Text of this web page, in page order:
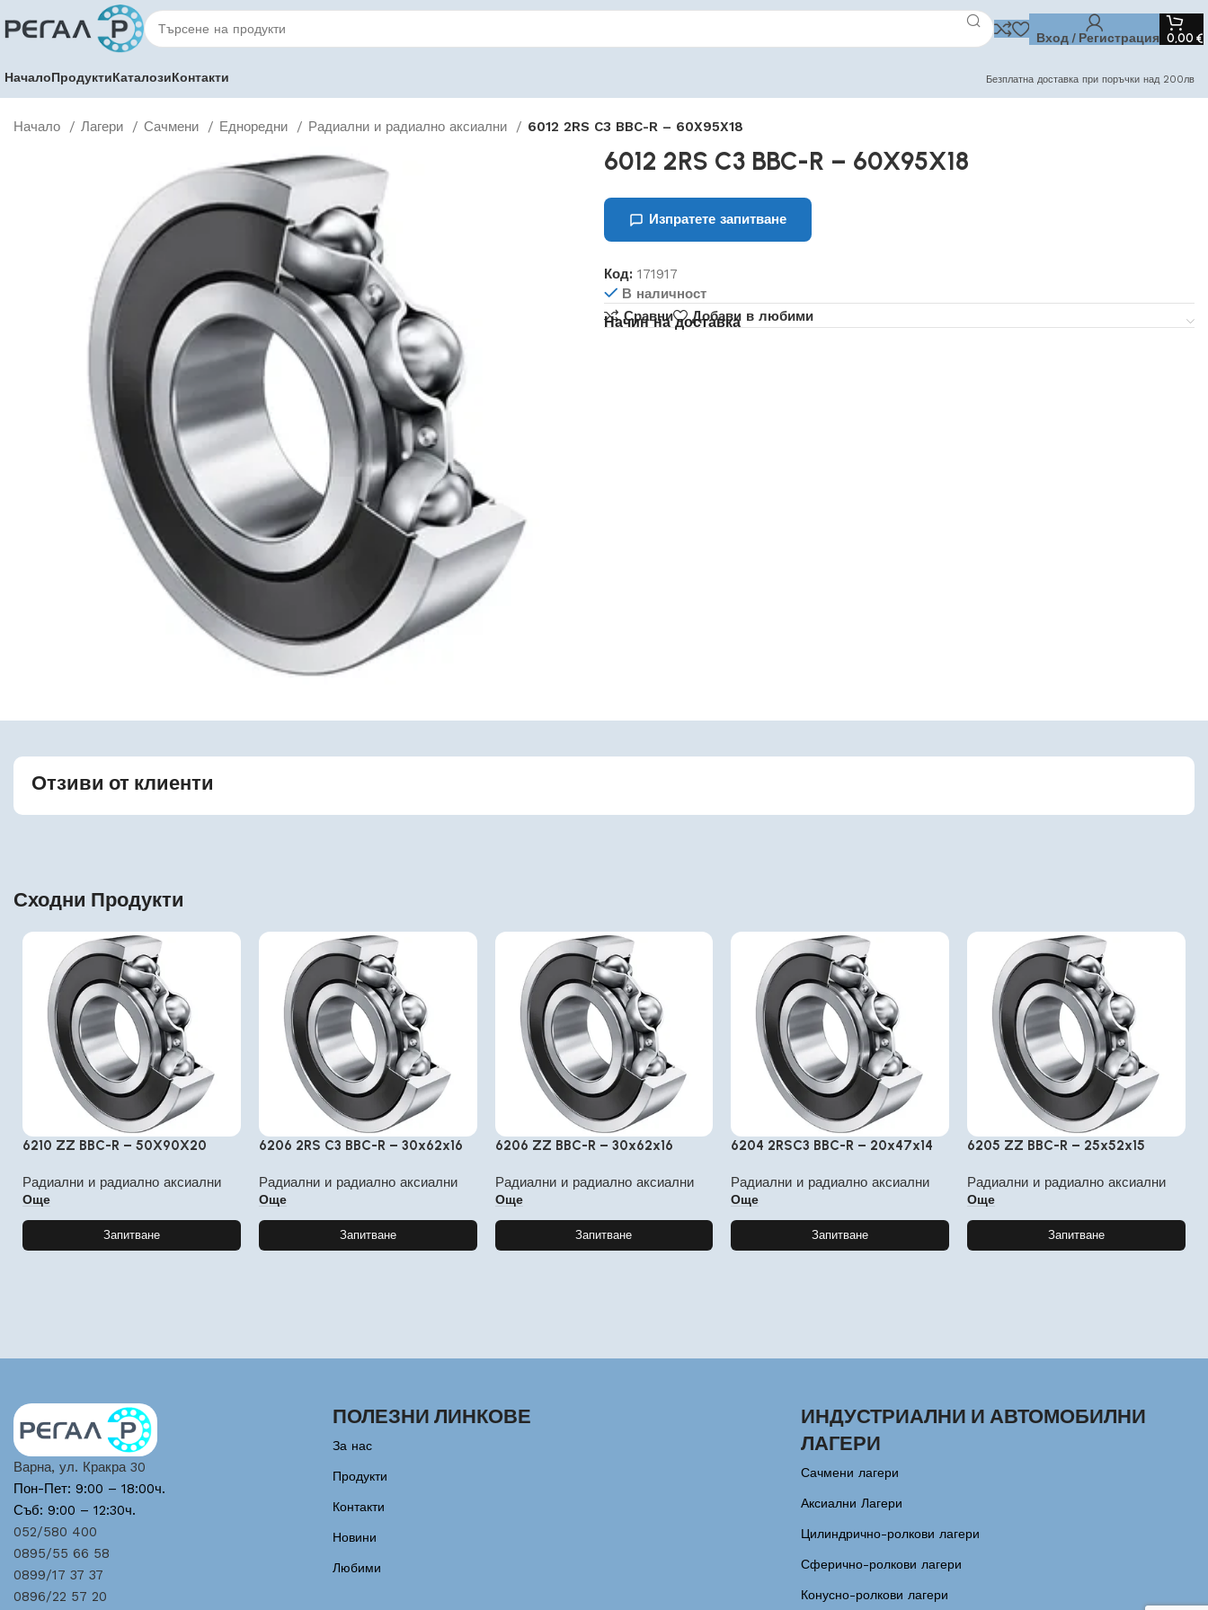
Вход / Регистрация 0,00 €
НачалоПродуктиКаталозиКонтакти Безплатна доставка при поръчки над 200лв
Начало Лагери Сачмени Едноредни Радиални и радиално аксиални 6012 2RS C3 BBC-R – 60X95X18
6012 2RS C3 BBC-R – 60X95X18
Изпратете запитване
Код: 171917
В наличност
Сравни
Добави в любими
Начин на доставка
Отзиви от клиенти
Сходни Продукти
6210 ZZ BBC-R – 50X90X20
Радиални и радиално аксиални
Още
Запитване
6206 2RS C3 BBC-R – 30x62x16
Радиални и радиално аксиални
Още
Запитване
6206 ZZ BBC-R – 30x62x16
Радиални и радиално аксиални
Още
Запитване
6204 2RSC3 BBC-R – 20x47x14
Радиални и радиално аксиални
Още
Запитване
6205 ZZ BBC-R – 25x52x15
Радиални и радиално аксиални
Още
Запитване
Варна, ул. Кракра 30
Пон-Пет: 9:00 – 18:00ч.
Съб: 9:00 – 12:30ч.
052/580 400
0895/55 66 58
0899/17 37 37
0896/22 57 20
ПОЛЕЗНИ ЛИНКОВЕ
За нас
Продукти
Контакти
Новини
Любими
ИНДУСТРИАЛНИ И АВТОМОБИЛНИ
ЛАГЕРИ
Сачмени лагери
Аксиални Лагери
Цилиндрично-ролкови лагери
Сферично-ролкови лагери
Конусно-ролкови лагери